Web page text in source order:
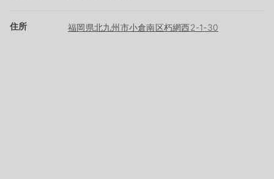
住所 福岡県北九州市小倉南区朽網西2-1-30